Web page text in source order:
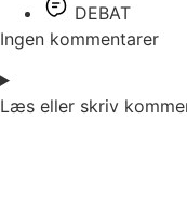
DEBAT
Ingen kommentarer
Læs eller skriv